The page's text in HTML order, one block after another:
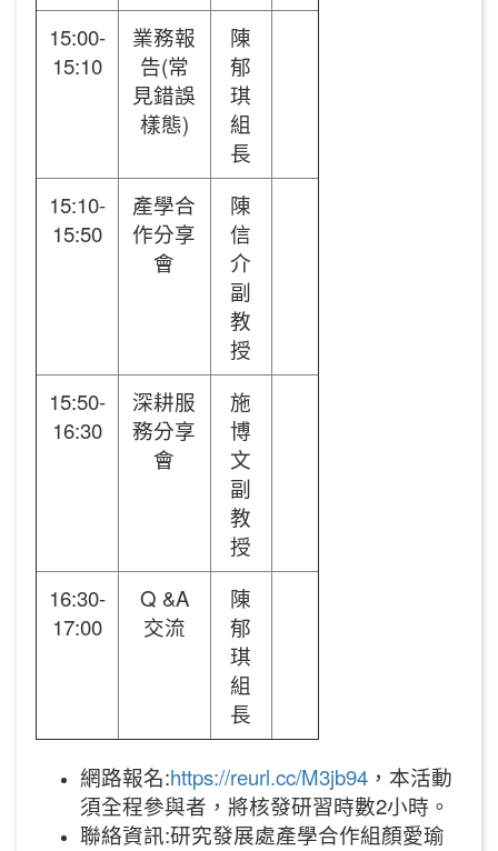
15:00-
15:10
業務報
告(常
見錯誤
樣態)
陳
郁
琪
組
長
15:10-
15:50
產學合
作分享
會
陳
信
介
副
教
授
15:50-
16:30
深耕服
務分享
會
施
博
文
副
教
授
16:30-
17:00
Q &A
交流
陳
郁
琪
組
長
網路報名:https://reurl.cc/M3jb94，本活動
須全程參與者，將核發研習時數2小時。
聯絡資訊:研究發展處產學合作組顏愛瑜